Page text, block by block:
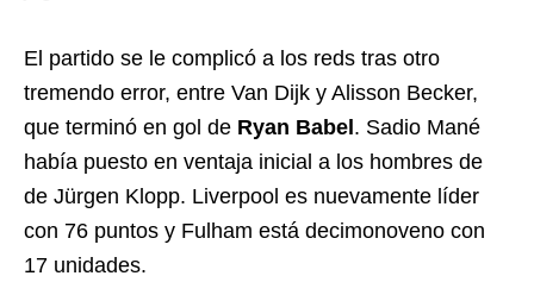
El partido se le complicó a los reds tras otro
tremendo error, entre Van Dijk y Alisson Becker,
que terminó en gol de Ryan Babel. Sadio Mané
había puesto en ventaja inicial a los hombres de
de Jürgen Klopp. Liverpool es nuevamente líder
con 76 puntos y Fulham está decimonoveno con
17 unidades.